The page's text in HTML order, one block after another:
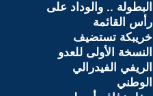
البطولة .. والوداد على
رأس القائمة
خريبكة تستضيف
النسخة الأولى للعدو
الريفي الفيدرالي
الوطني